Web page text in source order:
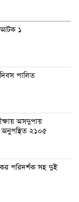
আটক ১
পালিত
অসদুপায়
অনুপস্থিত ২১০৫
কর পরিদর্শক সহ দুই